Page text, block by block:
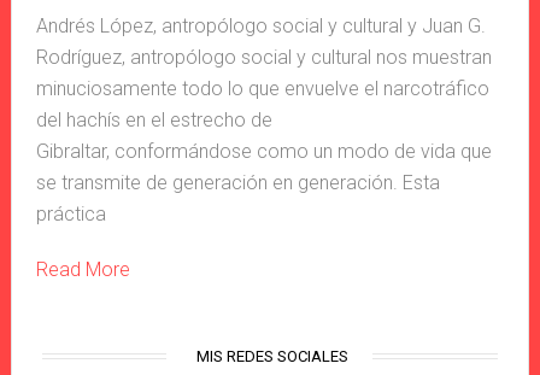
Andrés López, antropólogo social y cultural y Juan G.
Rodríguez, antropólogo social y cultural nos muestran
minuciosamente todo lo que envuelve el narcotráfico
del hachís en el estrecho de
Gibraltar, conformándose como un modo de vida que
se transmite de generación en generación. Esta
práctica
Read More
MIS REDES SOCIALES